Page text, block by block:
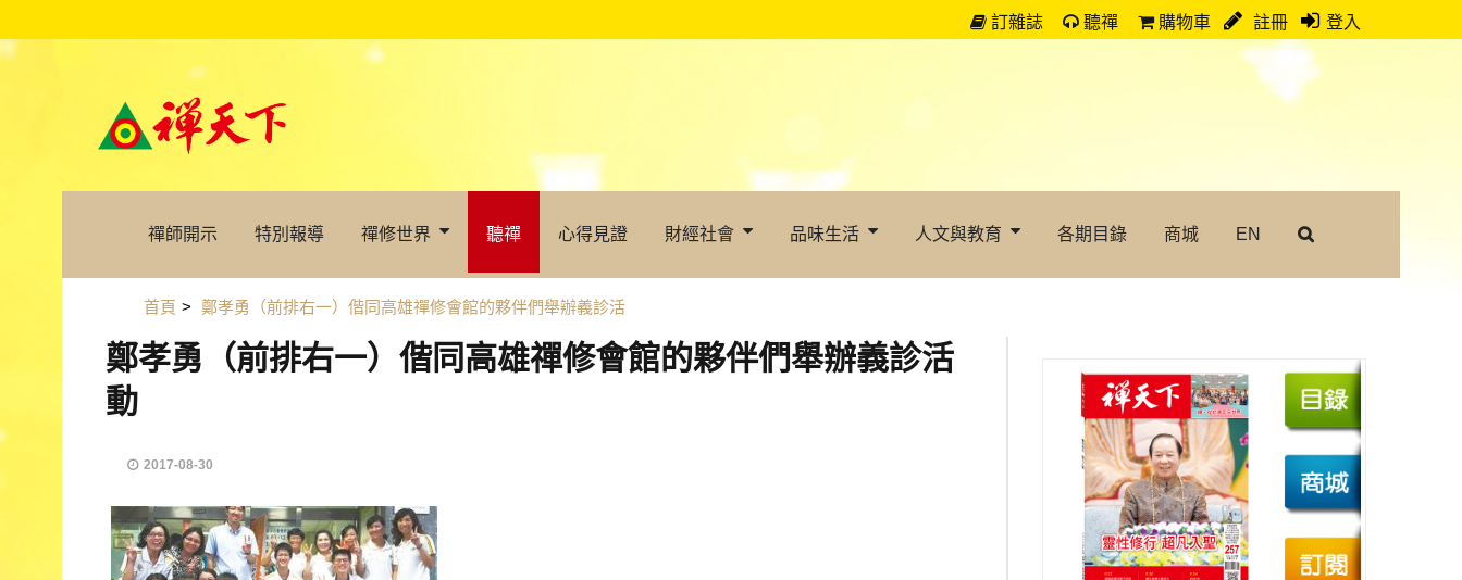
訂雜誌 聽禪 購物車 註冊 登入
禪師開示 特別報導 禪修世界 聽禪 心得見證 財經社會 品味生活 人文與教育 各期目錄 商城 EN
首頁 > 鄭孝勇（前排右一）偕同高雄禪修會館的夥伴們舉辦義診活
鄭孝勇（前排右一）偕同高雄禪修會館的夥伴們舉辦義診活
動
2017-08-30